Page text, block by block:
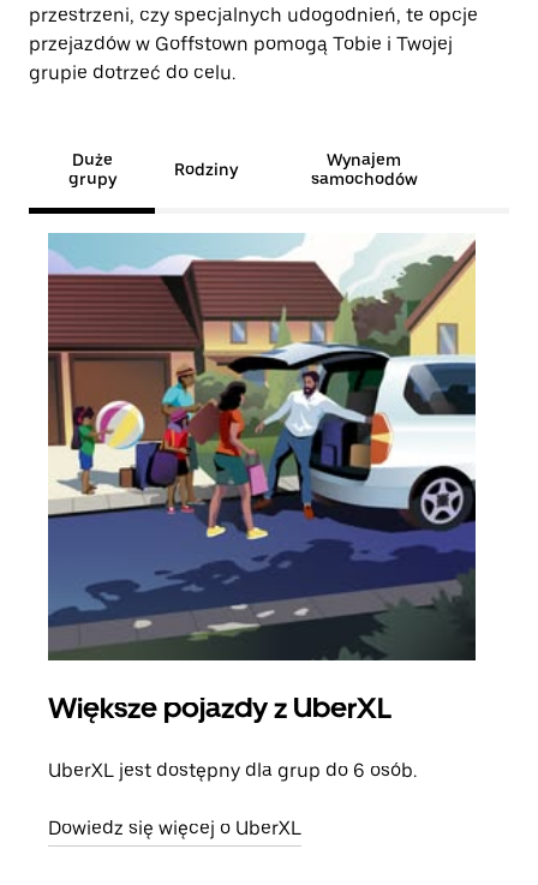
przestrzeni, czy specjalnych udogodnień, te opcje
przejazdów w Goffstown pomogą Tobie i Twojej
grupie dotrzeć do celu.
Duże
grupy
Rodziny
Wynajem
samochodów
Większe pojazdy z UberXL
UberXL jest dostępny dla grup do 6 osób.
Dowiedz się więcej o UberXL